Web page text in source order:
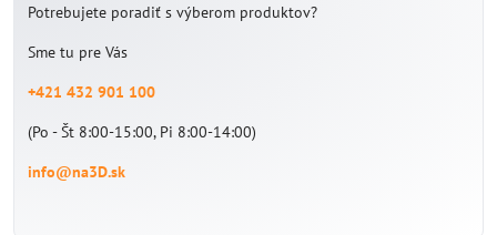
Potrebujete poradiť s výberom produktov?
Sme tu pre Vás
+421 432 901 100
(Po - Št 8:00-15:00, Pi 8:00-14:00)
info@na3D.sk